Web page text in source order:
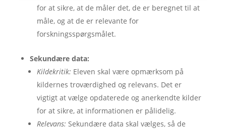
for at sikre, at de måler det, de er beregnet til at
måle, og at de er relevante for
forskningsspørgsmålet.
Sekundære data:
Kildekritik: Eleven skal være opmærksom på
kildernes troværdighed og relevans. Det er
vigtigt at vælge opdaterede og anerkendte kilder
for at sikre, at informationen er pålidelig.
Relevans: Sekundære data skal vælges, så de